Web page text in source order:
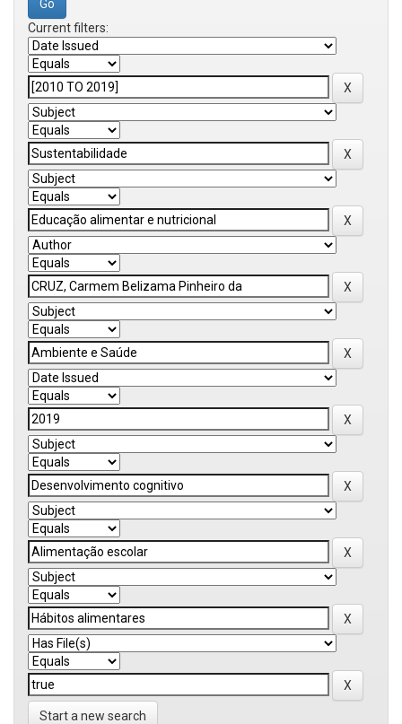
Current filters:
Start a new search